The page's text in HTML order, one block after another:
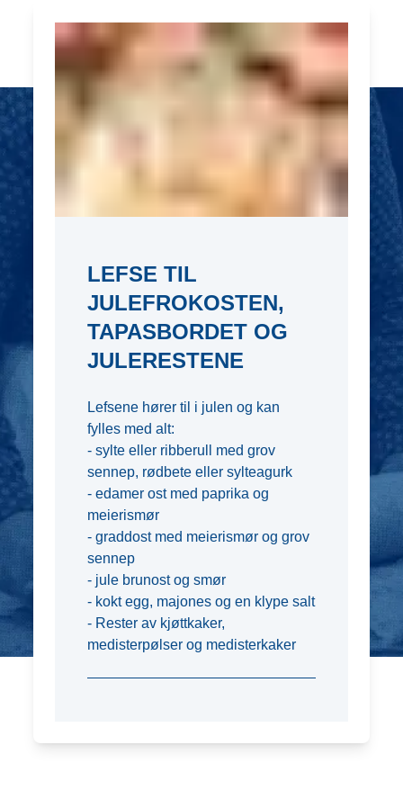
LEFSE TIL
JULEFROKOSTEN,
TAPASBORDET OG
JULERESTENE
Lefsene hører til i julen og kan
fylles med alt:
- sylte eller ribberull med grov
sennep, rødbete eller sylteagurk
- edamer ost med paprika og
meierismør
- graddost med meierismør og grov
sennep
- jule brunost og smør
- kokt egg, majones og en klype salt
- Rester av kjøttkaker,
medisterpølser og medisterkaker